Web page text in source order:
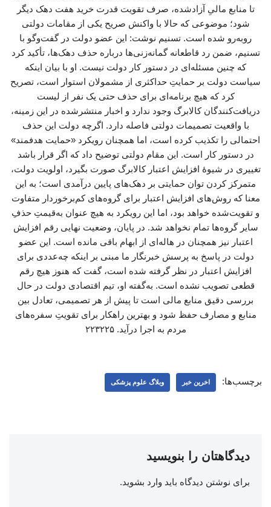
تا منابع مالیِ آزادشده، صرف تقویت قدرت خرید هفت دهک دیگر
شود؛ موضوعی که حالا با واکنش صریح یکی از مقامات دولتی
روبه‌رو شده است. تسنیم نوشت: این عضو دولت در گفت‌وگو با
تسنیم، ضمن رد قاطعانه گمانه‌زنی‌ها درباره حذف دهک‌ها، تأکید کرد
که چنین مسئله‌ای در دستور کار دولت نیست. او با بیان اینکه
سیاست دولت بر حمایتِ حداکثری از مشمولان استوار است، تصریح
کرد که هیچ برنامه‌ای برای حذف حتی یک نفر از لیست
دریافت‌کنندگان کالابرگ وجود ندارد و اخبار منتشرشده در این زمینه،
با واقعیت تصمیمات دولتی فاصله دارد. اگرچه دولت این حذف
احتمالی را تکذیب کرده است، اما همچنان رویکرد «حمایت هدفمند»
در دستور کار است. این مقام دولتی توضیح داد که اگر قرار باشد
تغییری در شیوهٔ افزایش اعتبار کالابرگ صورت بگیرد، اولویت دولت،
متمرکز کردن توان حمایتی بر دهک‌های پایین درآمدی است؛ به این
معنا که روش‌های افزایش اعتبار برای گروه‌های کم‌برخوردار متفاوت
و تقویت‌شده خواهد بود، اما این رویکرد به هیچ عنوان به‌قیمتِ حذفِ
سایر گروه‌ها تمام نخواهد شد. در پایان، وضعیت نهایی رقم افزایش
اعتبار نیز همچنان در هاله‌ای از ابهام باقی مانده است. این عضو
دولت در پاسخ به پرسش خبرنگار ما مبنی بر اینکه چه‌عددی برای
افزایش اعتبار در نظر گرفته شده است، گفت که هنوز هیچ رقم
قطعی تصویب نشده است. به‌گفته او، تیم اقتصادی دولت در حال
بررسی دقیق منابع مالی است تا پیش از هر تصمیمی، تعادل بین
منابع و مصارف حفظ شود و بهترین راهکار برای تقویتِ سفره‌های
مردم به اجرا درآید. ۲۲۳۲۲۵
برچسب‌ها: اخرین خبر وبلاگ علوم پزشکی
دیدگاهتان را بنویسید
برای نوشتن دیدگاه باید وارد بشوید.